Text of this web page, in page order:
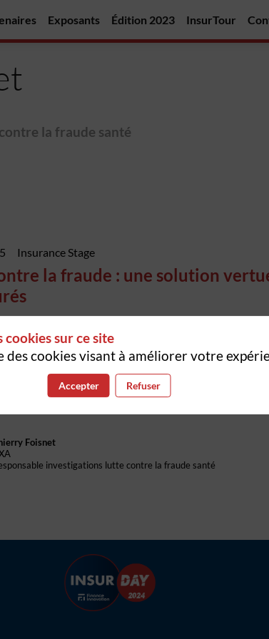
Exposants Édition 2023 InsurTour
la fraude santé
Insurance Stage
la fraude : une solution
Commercial
Foisnet
investigations lutte contre la fraude santé
cookies sur ce site
des cookies visant à améliorer votre
Accepter Refuser